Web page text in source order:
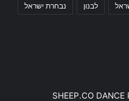
לבנון נבחרת ישראל
SHEEP.CO